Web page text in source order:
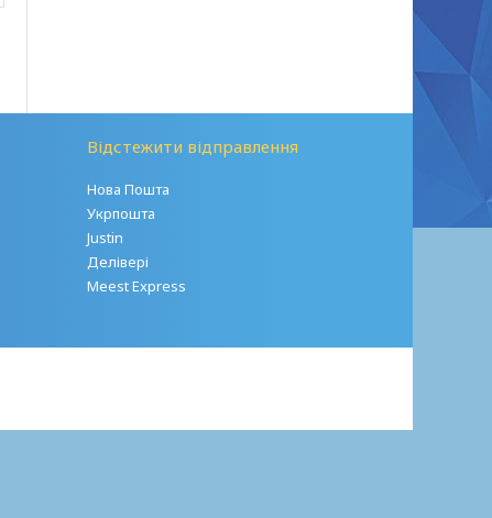
Відстежити відправлення
Нова Пошта
Укрпошта
Justin
Делівері
Meest Express